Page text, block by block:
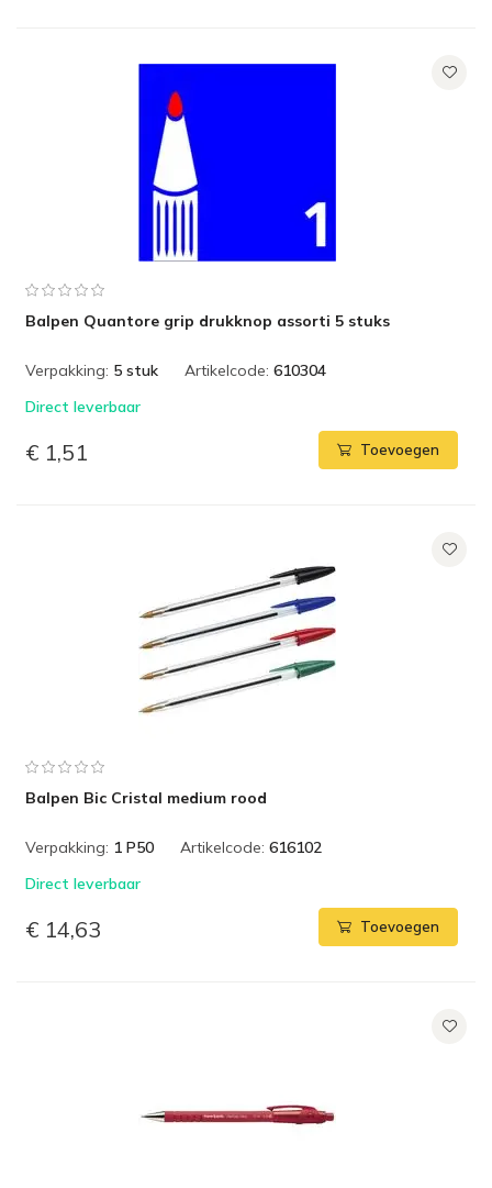
Balpen Quantore grip drukknop assorti 5 stuks
Verpakking: 5 stuk Artikelcode: 610304
Direct leverbaar
€ 1,51 Toevoegen
Balpen Bic Cristal medium rood
Verpakking: 1 P50 Artikelcode: 616102
Direct leverbaar
€ 14,63 Toevoegen